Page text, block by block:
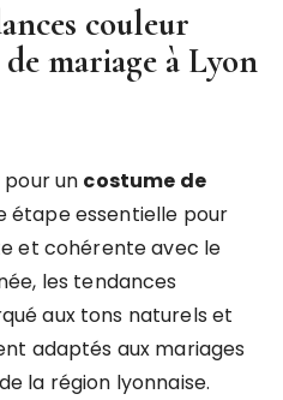
couleur
mariage à Lyon
un costume de
étape essentielle pour
et cohérente avec le
les tendances
aux tons naturels et
adaptés aux mariages
la région lyonnaise.